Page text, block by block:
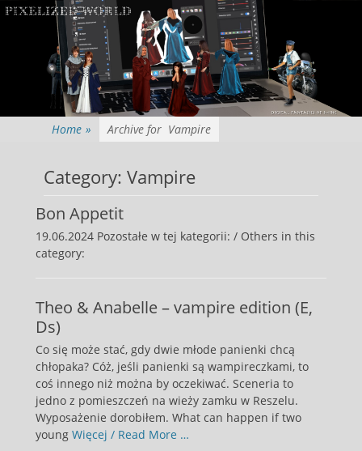
Home » Archive for Vampire
Category: Vampire
Bon Appetit
19.06.2024 Pozostałe w tej kategorii: / Others in this
category:
Theo & Anabelle – vampire edition (E,
Ds)
Co się może stać, gdy dwie młode panienki chcą
chłopaka? Cóż, jeśli panienki są wampireczkami, to
coś innego niż można by oczekiwać. Sceneria to
jedno z pomieszczeń na wieży zamku w Reszelu.
Wyposażenie dorobiłem. What can happen if two
young Więcej / Read More …